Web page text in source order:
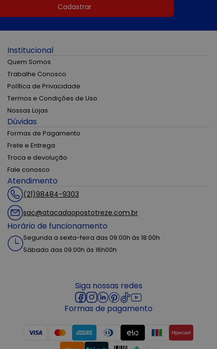
Cadastrar
Institucional
Quem Somos
Trabalhe Conosco
Política de Privacidade
Termos e Condições de Uso
Nossas Lojas
Dúvidas
Formas de Pagamento
Frete e Entrega
Troca e devolução
Fale conosco
Atendimento
(21)98484-9303
sac@atacadaopostotreze.com.br
Horário de funcionamento
Segunda a sexta-feira das 09:00h às 18:00h
Sábado das 09:00h às 16h00h
Siga nossas redes
Formas de pagamento